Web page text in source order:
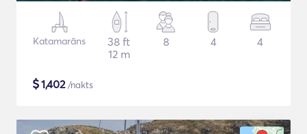
Katamarāns
38 ft
12 m
8 4 4
$1,402/nakts